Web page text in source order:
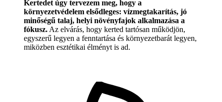
Kertedet úgy tervezem meg, hogy a
környezetvédelem elsődleges: vízmegtakarítás, jó
minőségű talaj, helyi növényfajok alkalmazása a
fókusz. Az elvárás, hogy kerted tartósan működjön,
egyszerű legyen a fenntartása és környezetbarát legyen,
miközben esztétikai élményt is ad.